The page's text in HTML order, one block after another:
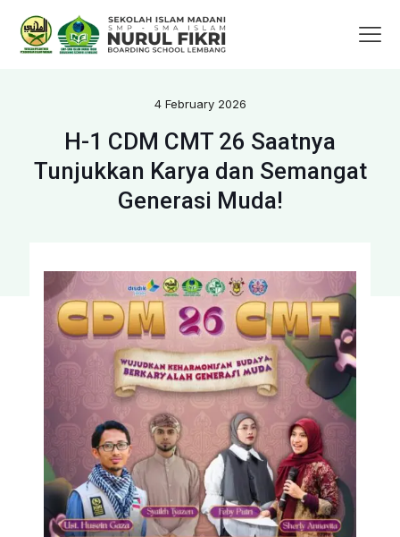
4 February 2026
H-1 CDM CMT 26 Saatnya
Tunjukkan Karya dan Semangat
Generasi Muda!